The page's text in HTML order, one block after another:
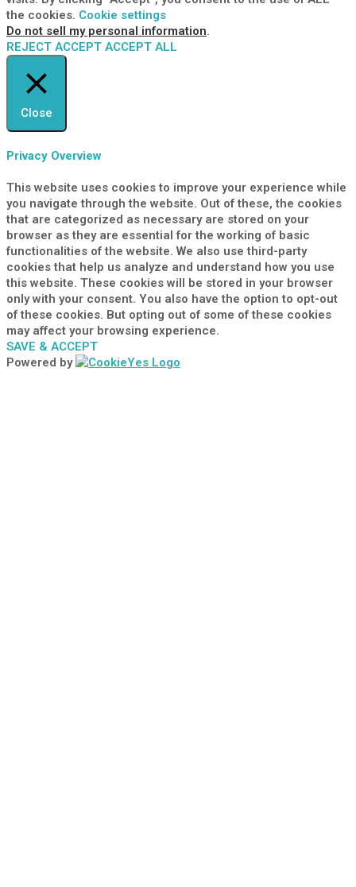
the cookies. Cookie settings
Do not sell my personal information.
REJECT ACCEPT ACCEPT ALL
Close
Privacy Overview
This website uses cookies to improve your experience while
you navigate through the website. Out of these, the cookies
that are categorized as necessary are stored on your
browser as they are essential for the working of basic
functionalities of the website. We also use third-party
cookies that help us analyze and understand how you use
this website. These cookies will be stored in your browser
only with your consent. You also have the option to opt-out
of these cookies. But opting out of some of these cookies
may affect your browsing experience.
SAVE & ACCEPT
Powered by